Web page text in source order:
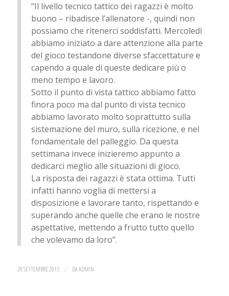
“Il livello tecnico tattico dei ragazzi è molto
buono – ribadisce l’allenatore -, quindi non
possiamo che ritenerci soddisfatti. Mercoledì
abbiamo iniziato a dare attenzione alla parte
del gioco testandone diverse sfaccettature e
capendo a quale di queste dedicare più o
meno tempo e lavoro.
Sotto il punto di vista tattico abbiamo fatto
finora poco ma dal punto di vista tecnico
abbiamo lavorato molto soprattutto sulla
sistemazione del muro, sulla ricezione, e nel
fondamentale del palleggio. Da questa
settimana invece inizieremo appunto a
dedicarci meglio alle situazioni di gioco.
La risposta dei ragazzi è stata ottima. Tutti
infatti hanno voglia di mettersi a
disposizione e lavorare tanto, rispettando e
superando anche quelle che erano le nostre
aspettative, mettendo a frutto tutto quello
che volevamo da loro”.
20 SETTEMBRE 2015 / DAADMIN